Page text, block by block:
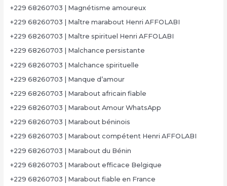
+229 68260703 | Magnétisme amoureux
+229 68260703 | Maître marabout Henri AFFOLABI
+229 68260703 | Maître spirituel Henri AFFOLABI
+229 68260703 | Malchance persistante
+229 68260703 | Malchance spirituelle
+229 68260703 | Manque d’amour
+229 68260703 | Marabout africain fiable
+229 68260703 | Marabout Amour WhatsApp
+229 68260703 | Marabout béninois
+229 68260703 | Marabout compétent Henri AFFOLABI
+229 68260703 | Marabout du Bénin
+229 68260703 | Marabout efficace Belgique
+229 68260703 | Marabout fiable en France